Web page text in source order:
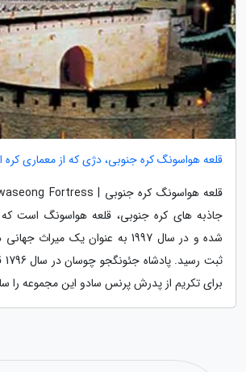
قلعه هواسونگ کره جنوبی، دژی که از معماری
جاذبه های کره جنوبی، قلعه هواسونگ است
شده و در سال 1997 به عنوان یک
برای تکریم از پدرش پرنس سادو این مجموعه را